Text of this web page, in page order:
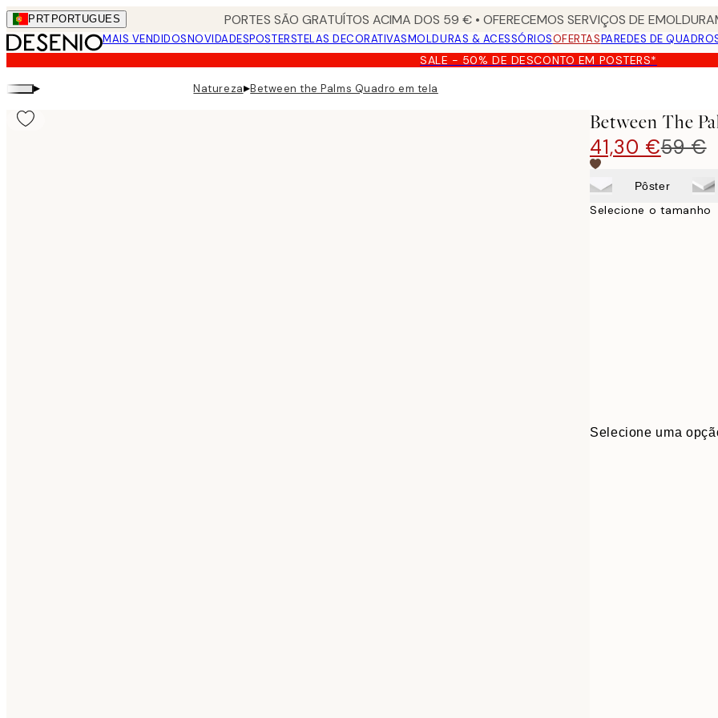
Skip
to
main
content.
PRT PORTUGUES PORTES SÃO GRATUÍTOS ACIMA DOS 59 € • OFERECEMOS SERVIÇOS DE
MAIS VENDIDOSNOVIDADESPOSTERSTELAS DECORATIVASMOLDURAS & ACESSÓRIOSOFERTASPAREDES DE
SALE - 50% DE DESCONTO EM POSTERS*
▸ Natureza▸Between the Palms Quadro em tela
Between The
41,30 €59 €
Pôster
Selecione o tamanho
Selecione uma